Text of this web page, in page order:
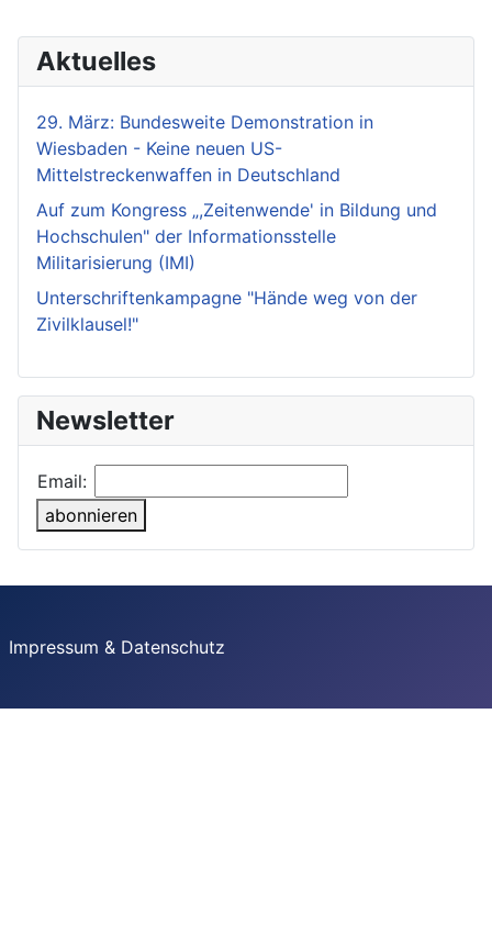
Aktuelles
29. März: Bundesweite Demonstration in
Wiesbaden - Keine neuen US-
Mittelstreckenwaffen in Deutschland
Auf zum Kongress „,Zeitenwende' in Bildung und
Hochschulen" der Informationsstelle
Militarisierung (IMI)
Unterschriftenkampagne "Hände weg von der
Zivilklausel!"
Newsletter
Email:
abonnieren
Impressum & Datenschutz